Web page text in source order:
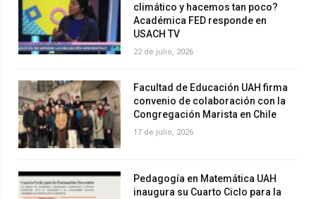
climático y hacemos tan poco?
Académica FED responde en
USACH TV
22 de julio, 2026
Facultad de Educación UAH firma
convenio de colaboración con la
Congregación Marista en Chile
17 de julio, 2026
Pedagogía en Matemática UAH
inaugura su Cuarto Ciclo para la